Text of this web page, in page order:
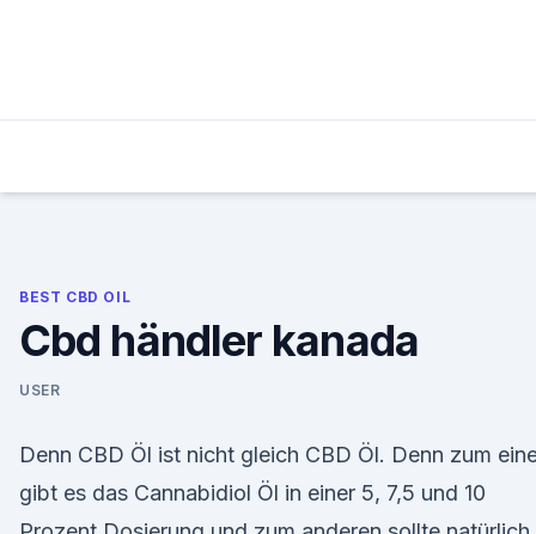
BEST CBD OIL
Cbd händler kanada
USER
Denn CBD Öl ist nicht gleich CBD Öl. Denn zum
gibt es das Cannabidiol Öl in einer 5, 7,5 und 10